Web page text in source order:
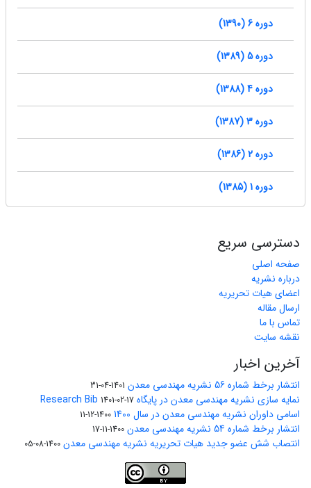
دوره 6 (1390)
دوره 5 (1389)
دوره 4 (1388)
دوره 3 (1387)
دوره 2 (1386)
دوره 1 (1385)
دسترسی سریع
صفحه اصلی
درباره نشریه
اعضای هیات تحریریه
ارسال مقاله
تماس با ما
نقشه سایت
آخرین اخبار
انتشار برخط شماره 56 نشریه مهندسی معدن 1401-04-31
نمایه سازی نشریه مهندسی معدن در پایگاه Research Bib 1401-02-17
اسامی داوران نشریه مهندسی معدن در سال 1400 1400-12-11
انتشار برخط شماره 54 نشریه مهندسی معدن 1400-11-17
انتصاب شش عضو جدید هیات تحریریه نشریه مهندسی معدن 1400-08-05